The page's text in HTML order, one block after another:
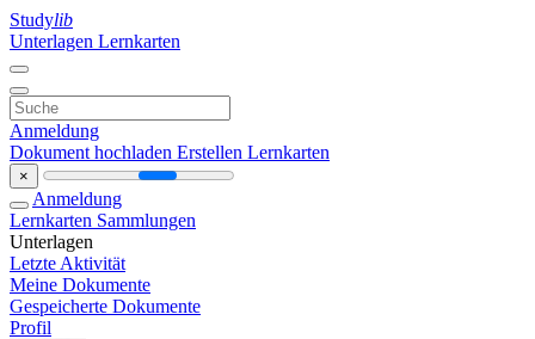
Studylib
Unterlagen Lernkarten
Anmeldung
Dokument hochladen Erstellen Lernkarten
×
Anmeldung
Lernkarten Sammlungen
Unterlagen
Letzte Aktivität
Meine Dokumente
Gespeicherte Dokumente
Profil